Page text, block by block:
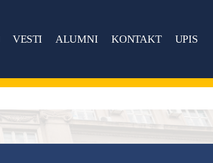
VESTI ALUMNI KONTAKT UPIS